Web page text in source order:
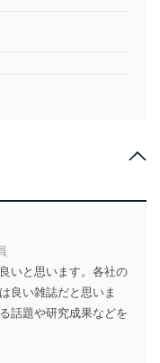
いと思います。各社の
良い雑誌だと思いま
話題や研究成果などを